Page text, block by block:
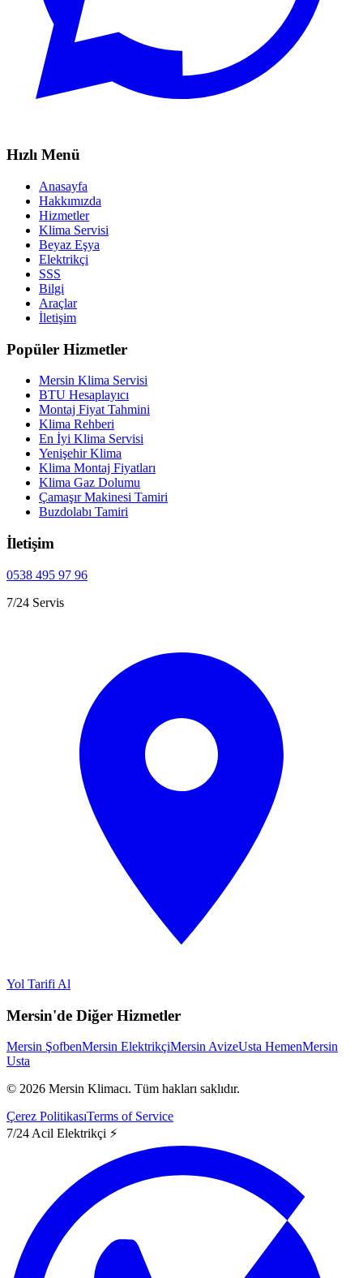
Hızlı Menü
Anasayfa
Hakkımızda
Hizmetler
Klima Servisi
Beyaz Eşya
Elektrikçi
SSS
Bilgi
Araçlar
İletişim
Popüler Hizmetler
Mersin Klima Servisi
BTU Hesaplayıcı
Montaj Fiyat Tahmini
Klima Rehberi
En İyi Klima Servisi
Yenişehir Klima
Klima Montaj Fiyatları
Klima Gaz Dolumu
Çamaşır Makinesi Tamiri
Buzdolabı Tamiri
İletişim
0538 495 97 96
7/24 Servis
Yol Tarifi Al
Mersin'de Diğer Hizmetler
Mersin ŞofbenMersin ElektrikçiMersin AvizeUsta HemenMersin
Usta
© 2026 Mersin Klimacı. Tüm hakları saklıdır.
Çerez PolitikasıTerms of Service
7/24 Acil Elektrikçi ⚡